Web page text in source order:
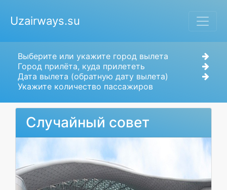
Uzairways.su
Выберите или укажите город вылета
Город прилёта, куда прилететь
Дата вылета (обратную дату вылета)
Укажите количество пассажиров
Случайный совет